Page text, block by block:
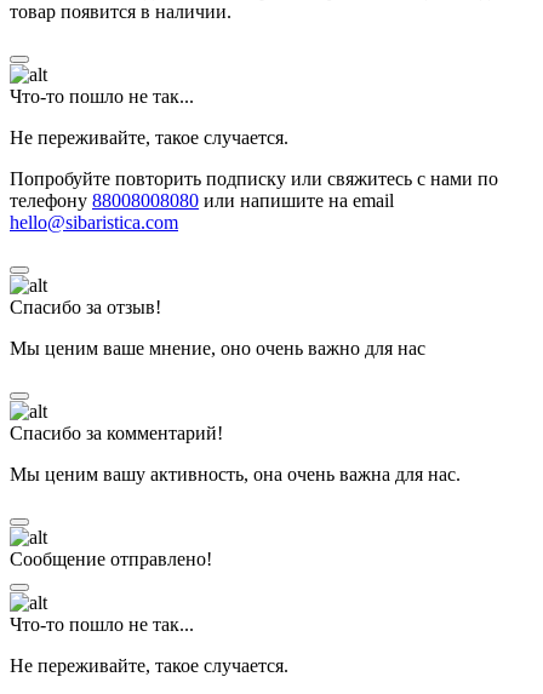
товар появится в наличии.
Что-то пошло не так...
Не переживайте, такое случается.
Попробуйте повторить подписку или свяжитесь с нами по
телефону 88008008080 или напишите на email
hello@sibaristica.com
Спасибо за отзыв!
Мы ценим ваше мнение, оно очень важно для нас
Спасибо за комментарий!
Мы ценим вашу активность, она очень важна для нас.
Сообщение отправлено!
Что-то пошло не так...
Не переживайте, такое случается.